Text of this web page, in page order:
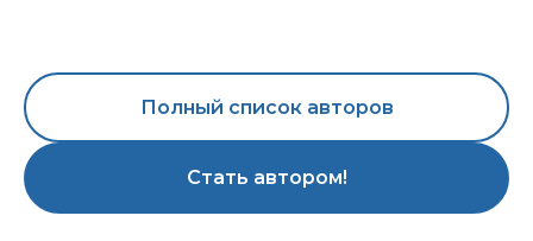
Полный список авторов
Стать автором!